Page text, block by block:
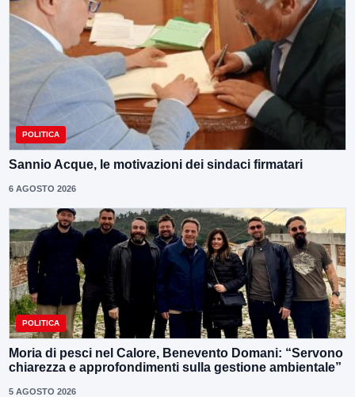
POLITICA
Sannio Acque, le motivazioni dei sindaci firmatari
6 AGOSTO 2026
POLITICA
Moria di pesci nel Calore, Benevento Domani: “Servono
chiarezza e approfondimenti sulla gestione ambientale”
5 AGOSTO 2026